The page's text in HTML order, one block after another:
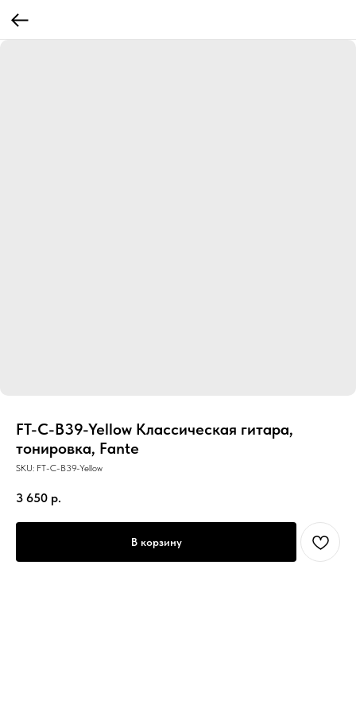
FT-C-B39-Yellow Классическая гитара,
тонировка, Fante
SKU: FT-C-B39-Yellow
3 650 р.
В корзину